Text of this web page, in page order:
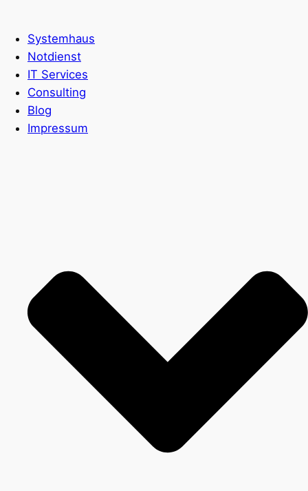
Systemhaus
Notdienst
IT Services
Consulting
Blog
Impressum